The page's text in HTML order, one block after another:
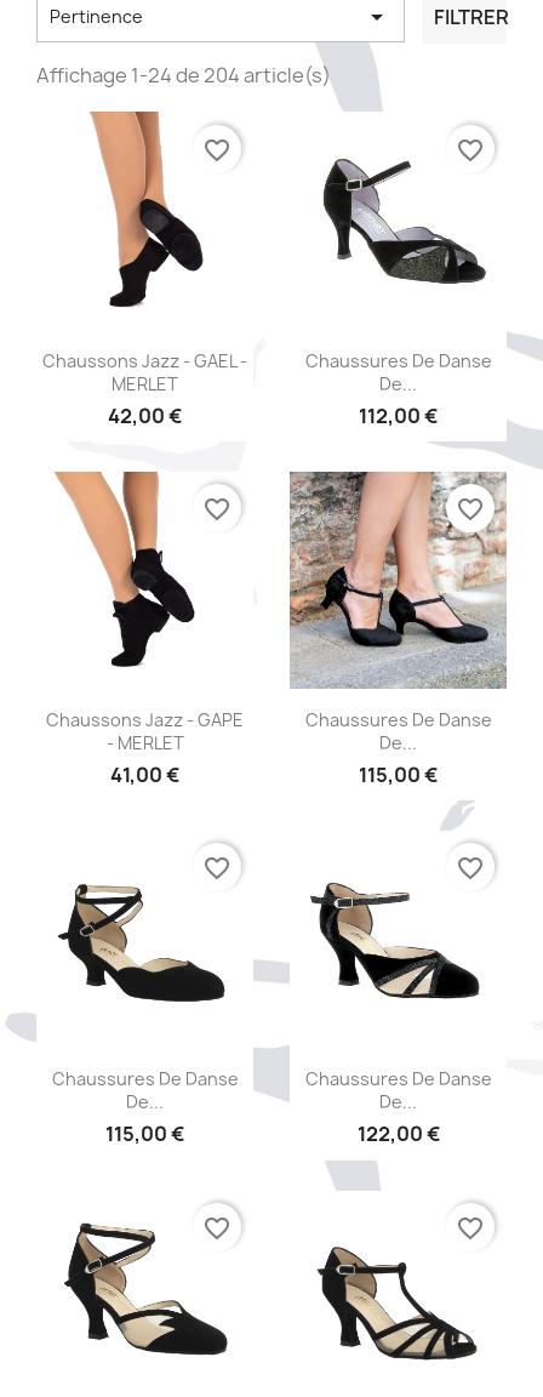
Pertinence  FILTRER
Affichage 1-24 de 204 article(s)
Aperçu rapide
Chaussons Jazz - GAEL -
MERLET
42,00 €
favorite_border
Aperçu rapide
Chaussures De Danse
De...
112,00 €
favorite_border
Aperçu rapide
Chaussons Jazz - GAPE
- MERLET
41,00 €
favorite_border
Aperçu rapide
Chaussures De Danse
De...
115,00 €
favorite_border
Aperçu rapide
Chaussures De Danse
De...
115,00 €
favorite_border
Aperçu rapide
Chaussures De Danse
De...
122,00 €
favorite_border
favorite_border favorite_border